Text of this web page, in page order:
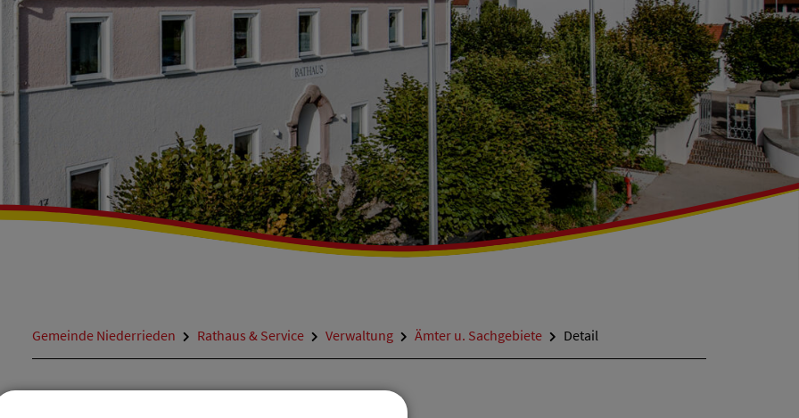
Gemeinde Niederrieden Rathaus & Service Verwaltung Ämter u. Sachgebiete Detail